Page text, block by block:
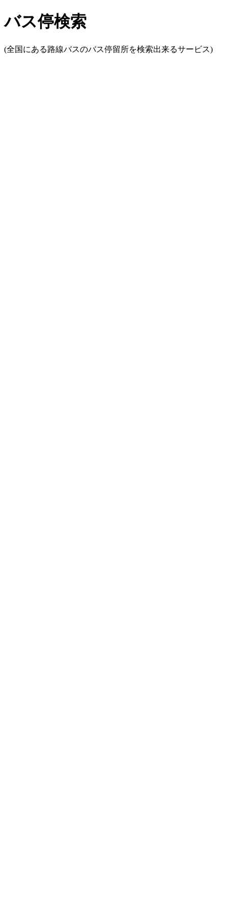
バス停検索
(全国にある路線バスのバス停留所を検索出来るサービス)